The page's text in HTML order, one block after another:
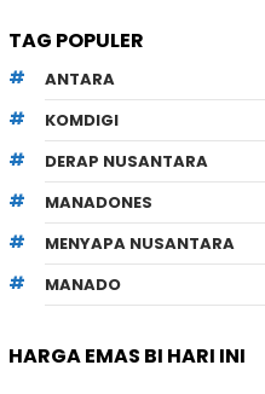
TAG POPULER
ANTARA
KOMDIGI
DERAP NUSANTARA
MANADONES
MENYAPA NUSANTARA
MANADO
HARGA EMAS BI HARI INI